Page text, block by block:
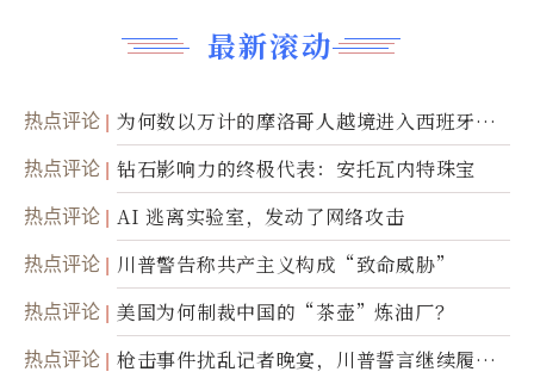
最新滚动
热点评论
为何数以万计的摩洛哥人越境进入西班牙休
达
热点评论 钻石影响力的终极代表：安托瓦内特珠宝
热点评论 AI 逃离实验室，发动了网络攻击
热点评论 川普警告称共产主义构成“致命威胁”
热点评论 美国为何制裁中国的“茶壶”炼油厂？
热点评论
枪击事件扰乱记者晚宴，川普誓言继续履行